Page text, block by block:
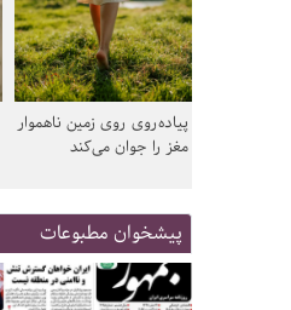
پیاده‌روی روی زمین ناهموار
مغز را جوان می‌کند
پیشخوان مطبوعات